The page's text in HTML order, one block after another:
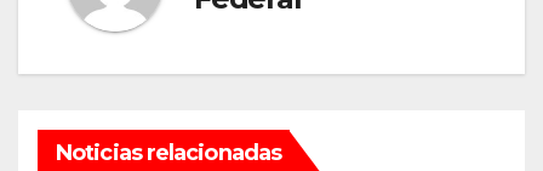
Noticias relacionadas